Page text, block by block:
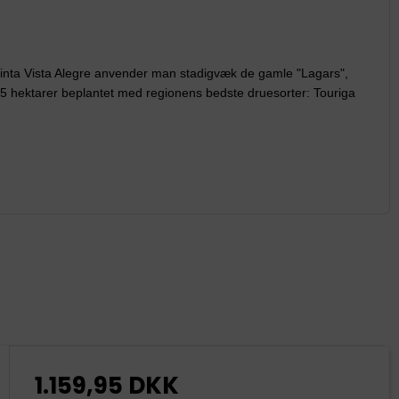
Vista Alegre anvender man stadigvæk de gamle "Lagars",
hektarer beplantet med regionens bedste druesorter: Touriga
1.159,95 DKK